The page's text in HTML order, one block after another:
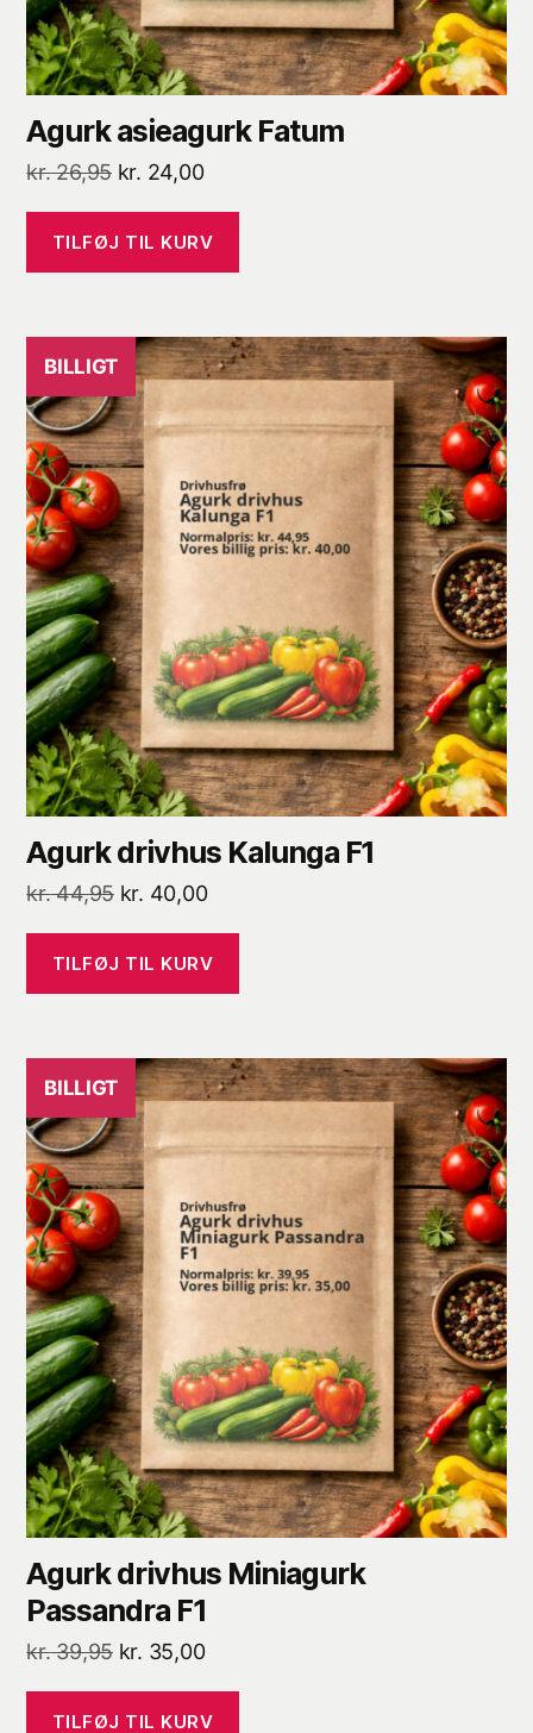
Agurk asieagurk Fatum
kr.26,95 Den
pris
var:
kr. 24,00Den
pris
er:
TILFØJ TIL KURV
BILLIGT
Agurk drivhus Kalunga F1
kr.44,95 Den
pris
var:
kr. 40,00Den
pris
er:
TILFØJ TIL KURV
BILLIGT
Agurk drivhus Miniagurk
Passandra F1
kr.39,95 Den
pris
kr. 35,00Den
pris
TILFØJ TIL KURV